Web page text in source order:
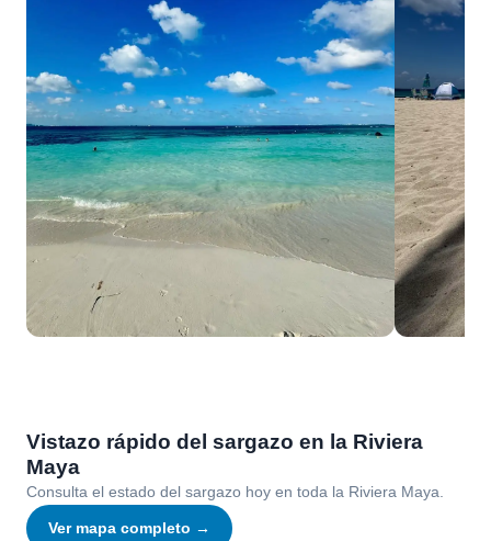
Vistazo rápido del sargazo en la Riviera
Maya
Consulta el estado del sargazo hoy en toda la Riviera Maya.
Ver mapa completo →